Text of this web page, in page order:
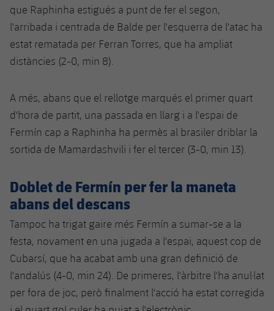
Classificació
Agenda
Actualitat
Jugadors
Resultats
Classificació
plusicon
més
Notícies
Voleibol femení
Apunta't a les amateurs
plusicon
més
Carnet de l'Esportista Amateur
PLUSICON
MÉS
League of Legends
VALORANT Rising
VALORANT Game Changers
eFootball
que Raphinha estigués a punt de fer el segon,
l'arribada i centrada de Balde per l'esquerra de l'atac ha
estat rematada per Ferran Torres, que ha ampliat
distàncies (2-0, min 8).
A més, abans que el rellotge marqués el primer quart
d'hora de partit, una passada en llarg i a l'espai de
Fermín cap a Raphinha ha permès al brasiler driblar la
sortida de Mamardashvili i fer el tercer (3-0, min 13).
Doblet de Fermín per fer la maneta
abans del descans
Tampoc ha trigat gaire més Fermín a sumar-se a la
festa, novament en una jugada a l'espai, aquest cop de
Cubarsí, que ha acabat amb una gran definició de
l'andalús (4-0, min 24). De primeres, l'àrbitre l'ha anul·lat
per fora de joc, però finalment l'acció ha estat corregida